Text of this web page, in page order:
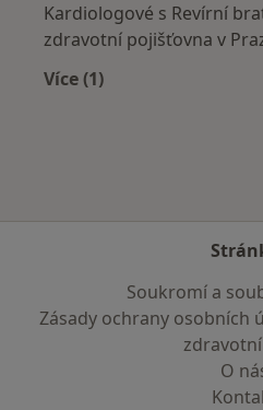
Kardiologové s Revírní
zdravotní pojišťovna v
Více (1)
Soukromí a
Zásady ochrany osobních
O